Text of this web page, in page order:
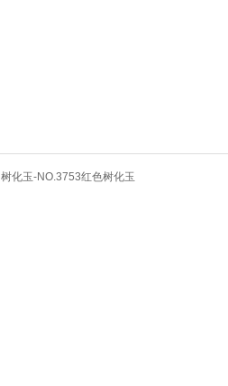
树化玉-NO.3753红色树化玉